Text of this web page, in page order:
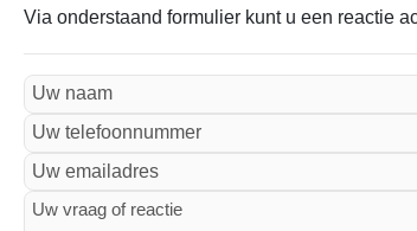
Via onderstaand formulier kunt u een reactie